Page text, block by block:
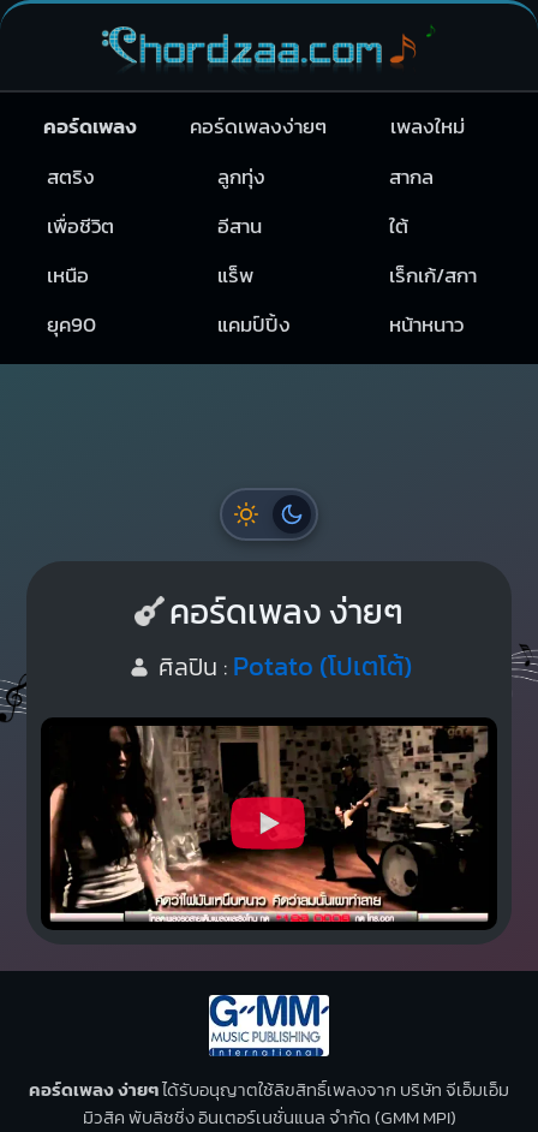
คอร์ดเพลง คอร์ดเพลงง่ายๆ
เพลงใหม่
สตริง
ลูกทุ่ง
สากล
เพื่อชีวิต
อีสาน
ใต้
เหนือ
แร็พ
เร็กเก้/สกา
ยุค90
แคมป์ปิ้ง หน้าหนาว
คอร์ดเพลง ง่ายๆ
ศิลปิน : Potato (โปเตโต้)
คอร์ดเพลง ง่ายๆได้รับอนุญาตใช้ลิขสิทธิ์เพลงจาก บริษัท จีเอ็มเอ็ม
มิวสิค พับลิชชิ่ง อินเตอร์เนชั่นแนล จำกัด (GMM MPI)